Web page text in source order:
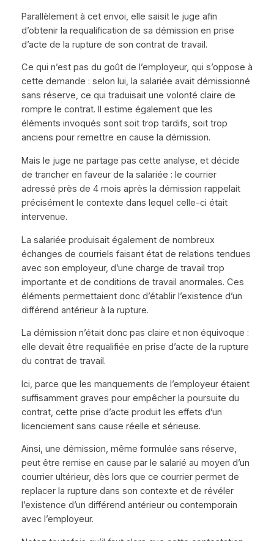
Parallèlement à cet envoi, elle saisit le juge afin
d’obtenir la requalification de sa démission en prise
d’acte de la rupture de son contrat de travail.
Ce qui n’est pas du goût de l’employeur, qui s’oppose à
cette demande : selon lui, la salariée avait démissionné
sans réserve, ce qui traduisait une volonté claire de
rompre le contrat. Il estime également que les
éléments invoqués sont soit trop tardifs, soit trop
anciens pour remettre en cause la démission.
Mais le juge ne partage pas cette analyse, et décide
de trancher en faveur de la salariée : le courrier
adressé près de 4 mois après la démission rappelait
précisément le contexte dans lequel celle-ci était
intervenue.
La salariée produisait également de nombreux
échanges de courriels faisant état de relations tendues
avec son employeur, d’une charge de travail trop
importante et de conditions de travail anormales. Ces
éléments permettaient donc d’établir l’existence d’un
différend antérieur à la rupture.
La démission n’était donc pas claire et non équivoque :
elle devait être requalifiée en prise d’acte de la rupture
du contrat de travail.
Ici, parce que les manquements de l’employeur étaient
suffisamment graves pour empêcher la poursuite du
contrat, cette prise d’acte produit les effets d’un
licenciement sans cause réelle et sérieuse.
Ainsi, une démission, même formulée sans réserve,
peut être remise en cause par le salarié au moyen d’un
courrier ultérieur, dès lors que ce courrier permet de
replacer la rupture dans son contexte et de révéler
l’existence d’un différend antérieur ou contemporain
avec l’employeur.